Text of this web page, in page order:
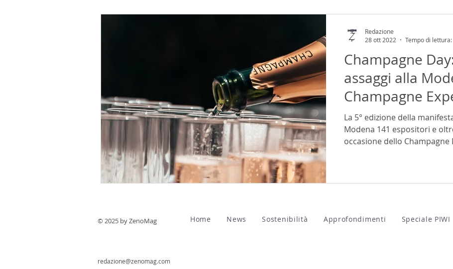
Champagne
assaggi alla
Champagne
La 5° edizione della
Modena 141 espositori e
occasione dello Champagne
Redazione
28 ott 2022
Tempo di
© 2025 by ZenoMag Home News Sostenibilità Approfondimenti Speciale PIWI
redazione@zenomag.com